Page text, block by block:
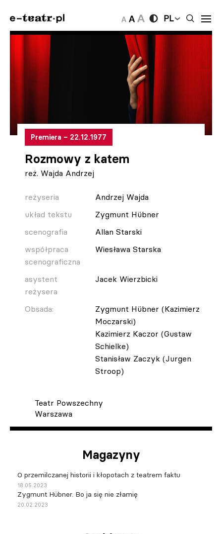
PL
Premiera – 22.12.1977
Rozmowy z katem
reż. Wajda Andrzej
reżyseria
Andrzej Wajda
układ tekstu
Zygmunt Hübner
scenografia
Allan Starski
współpraca
scenograficzna
Wiesława Starska
asystent
reżysera
Jacek Wierzbicki
Obsada:
Zygmunt Hübner (Kazimierz
Moczarski)
Kazimierz Kaczor (Gustaw
Schielke)
Stanisław Zaczyk (Jurgen
Stroop)
Teatr Powszechny
Warszawa
Magazyny
O przemilczanej historii i kłopotach z teatrem faktu
18.05.2023
Zygmunt Hübner. Bo ja się nie złamię
20.02.2023